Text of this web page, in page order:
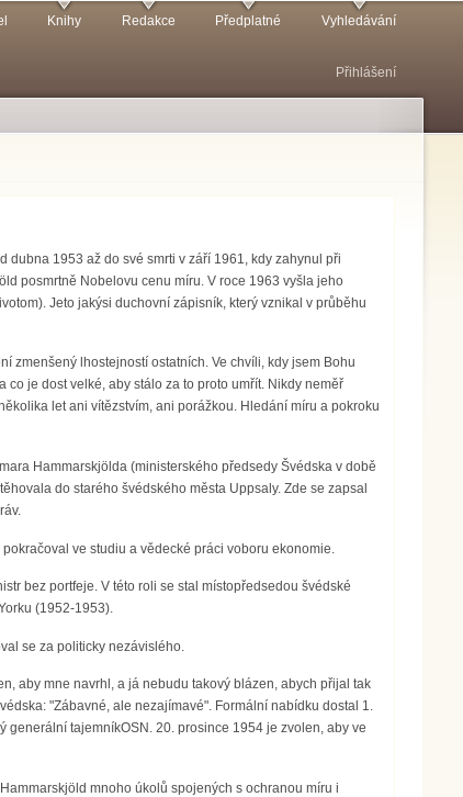
Knihy Redakce Předplatné Vyhledávání
Přihlášení
1953 až do své smrti v září 1961, kdy zahynul při
posmrtně Nobelovu cenu míru. V roce 1963 vyšla jeho
Jeto jakýsi duchovní zápisník, který vznikal v průběhu
zmenšený lhostejností ostatních. Ve chvíli, kdy jsem Bohu
je dost velké, aby stálo za to proto umřít. Nikdy neměř
let ani vítězstvím, ani porážkou. Hledání míru a pokroku
Hammarskjölda (ministerského předsedy Švédska v době
do starého švédského města Uppsaly. Zde se zapsal
ve studiu a vědecké práci voboru ekonomie.
bez portfeje. V této roli se stal místopředsedou švédské
(1952-1953).
se za politicky nezávislého.
aby mne navrhl, a já nebudu takový blázen, abych přijal tak
"Zábavné, ale nezajímavé". Formální nabídku dostal 1.
tajemníkOSN. 20. prosince 1954 je zvolen, aby ve
mnoho úkolů spojených s ochranou míru i